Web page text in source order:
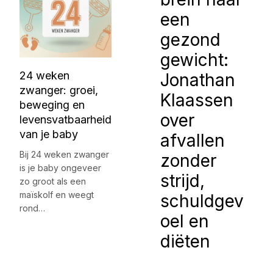
24 weken
zwanger: groei,
beweging en
levensvatbaarheid
van je baby
Bij 24 weken zwanger
is je baby ongeveer
zo groot als een
maïskolf en weegt
rond…
een
gezond
gewicht:
Jonathan
Klaassen
over
afvallen
zonder
strijd,
schuldgev
oel en
diëten